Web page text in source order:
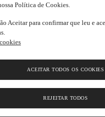
Adicionar
4.0 (2)
Política de Cookies.
Aceitar para confirmar que leu e
REJEITAR TODOS
ACEITAR TODOS OS COOKIES